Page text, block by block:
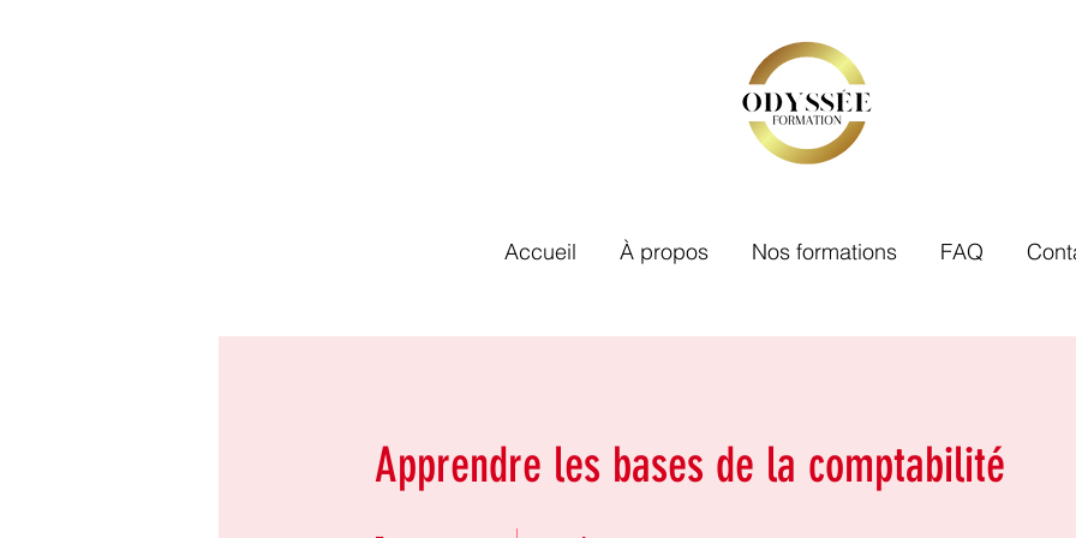
Accueil À propos Nos formations FAQ
Apprendre les bases de la comptabilité
3 semaines 4 étapes